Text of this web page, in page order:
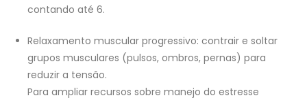
contando até 6.
Relaxamento muscular progressivo: contrair e soltar
grupos musculares (pulsos, ombros, pernas) para
reduzir a tensão.
Para ampliar recursos sobre manejo do estresse